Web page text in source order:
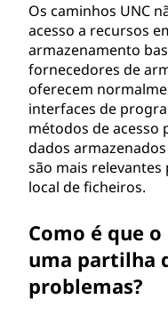
Os caminhos UNC
acesso a recursos
armazenamento
fornecedores de
oferecem
interfaces de
métodos de acesso
dados
são mais
local de ficheiros.
Como é que
uma partilha
problemas?